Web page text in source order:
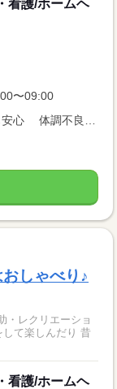
看護/ホームヘ
〜09:00
しゃべり♪
・レクリエーショ
て楽しんだり 昔
看護/ホームヘ